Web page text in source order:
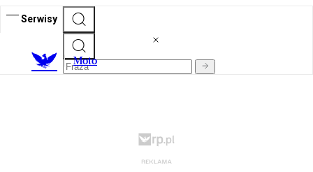
Serwisy
Moto